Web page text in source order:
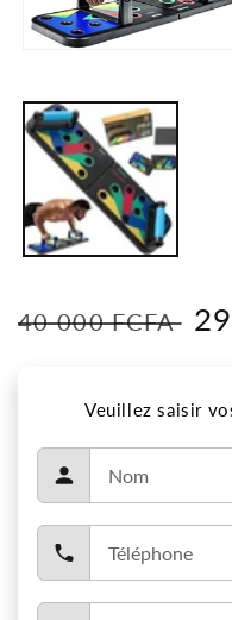
dans
une
fenêtre
modale
Prix
habituel
40 000 FCFA Prix
Veuillez saisir